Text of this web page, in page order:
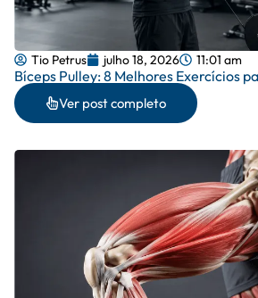
Tio Petrus julho 18, 2026 11:01 am
Bíceps Pulley: 8 Melhores Exercícios
Ver post completo